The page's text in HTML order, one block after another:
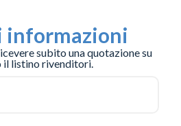
informazioni
subito una quotazione su
il listino rivenditori.